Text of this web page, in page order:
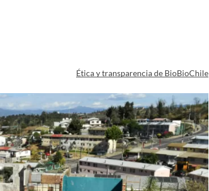
Ética y transparencia de BioBioChile